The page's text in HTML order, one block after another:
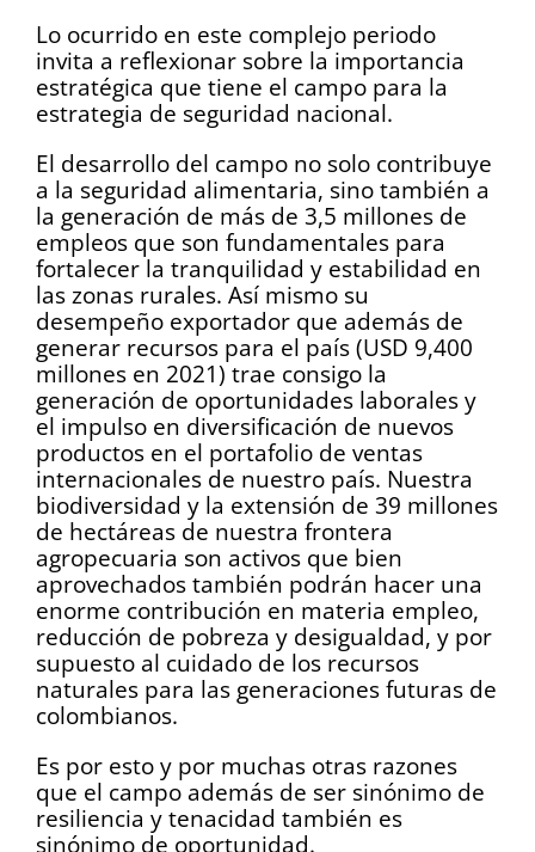
Lo ocurrido en este complejo periodo
invita a reflexionar sobre la importancia
estratégica que tiene el campo para la
estrategia de seguridad nacional.
El desarrollo del campo no solo contribuye
a la seguridad alimentaria, sino también a
la generación de más de 3,5 millones de
empleos que son fundamentales para
fortalecer la tranquilidad y estabilidad en
las zonas rurales. Así mismo su
desempeño exportador que además de
generar recursos para el país (USD 9,400
millones en 2021) trae consigo la
generación de oportunidades laborales y
el impulso en diversificación de nuevos
productos en el portafolio de ventas
internacionales de nuestro país. Nuestra
biodiversidad y la extensión de 39 millones
de hectáreas de nuestra frontera
agropecuaria son activos que bien
aprovechados también podrán hacer una
enorme contribución en materia empleo,
reducción de pobreza y desigualdad, y por
supuesto al cuidado de los recursos
naturales para las generaciones futuras de
colombianos.
Es por esto y por muchas otras razones
que el campo además de ser sinónimo de
resiliencia y tenacidad también es
sinónimo de oportunidad.